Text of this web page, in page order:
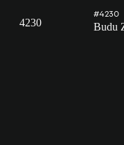
4230
#4230
Budu